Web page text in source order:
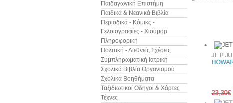
Παιδαγωγική Επιστήμη
Παιδικά & Νεανικά Βιβλία
Περιοδικά - Κόμικς -
Γελοιογραφίες - Χιούμορ
Πληροφορική
Πολιτική - Διεθνείς Σχέσεις
Συμπληρωματική Ιατρική
Σχολικά Βιβλία Οργανισμού
Σχολικά Βοηθήματα
Ταξιδιωτικοί Οδηγοί & Χάρτες
Τέχνες
JET!
23,30€